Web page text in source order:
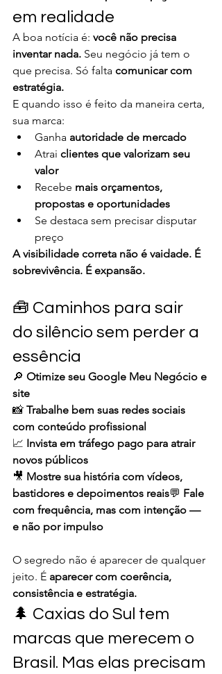
em realidade
A boa notícia é: você não precisa
inventar nada. Seu negócio já tem o
que precisa. Só falta comunicar com
estratégia.
E quando isso é feito da maneira certa,
sua marca:
Ganha autoridade de mercado
Atrai clientes que valorizam seu
valor
Recebe mais orçamentos,
propostas e oportunidades
Se destaca sem precisar disputar
preço
A visibilidade correta não é vaidade. É
sobrevivência. É expansão.
🧰 Caminhos para sair
do silêncio sem perder a
essência
🔎 Otimize seu Google Meu Negócio e
site
📸 Trabalhe bem suas redes sociais
com conteúdo profissional
📈 Invista em tráfego pago para atrair
novos públicos
🎥 Mostre sua história com vídeos,
bastidores e depoimentos reais💬 Fale
com frequência, mas com intenção —
e não por impulso
O segredo não é aparecer de qualquer
jeito. É aparecer com coerência,
consistência e estratégia.
🌲 Caxias do Sul tem
marcas que merecem o
Brasil. Mas elas precisam